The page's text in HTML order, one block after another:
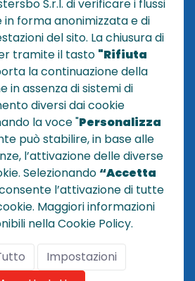
S.r.l. di verificare i flussi
in forma anonimizzata e di
del sito. La chiusura di
tramite il tasto "Rifiuta
la continuazione della
in assenza di sistemi di
diversi dai cookie
la voce "Personalizza
può stabilire, in base alle
l’attivazione delle diverse
Selezionando “Accetta
l’attivazione di tutte
Maggiori informazioni
nella Cookie Policy.
Impostazioni